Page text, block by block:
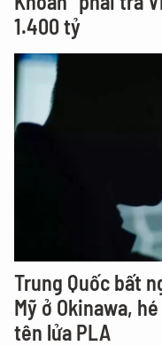
1.400 tỷ
Trung Quốc bất
Mỹ ở Okinawa,
tên lửa PLA